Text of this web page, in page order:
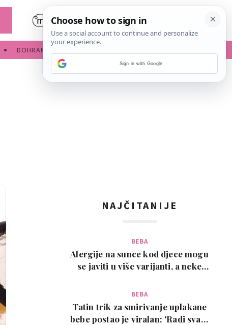
DOHRANA
NAJČITANIJE
BEBA
Alergije na sunce kod djece mogu
se javiti u više varijanti, a neke
BEBA
Tatin trik za smirivanje uplakane
bebe postao je viralan: 'Radi svaki
Sign in with Google